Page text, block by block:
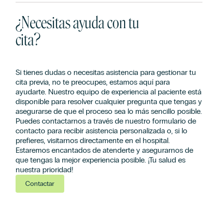
¿Necesitas ayuda con tu
cita?
Si tienes dudas o necesitas asistencia para gestionar tu
cita previa, no te preocupes, estamos aquí para
ayudarte. Nuestro equipo de experiencia al paciente está
disponible para resolver cualquier pregunta que tengas y
asegurarse de que el proceso sea lo más sencillo posible.
Puedes contactarnos a través de nuestro formulario de
contacto para recibir asistencia personalizada o, si lo
prefieres, visitarnos directamente en el hospital.
Estaremos encantados de atenderte y asegurarnos de
que tengas la mejor experiencia posible. ¡Tu salud es
nuestra prioridad!
Contactar